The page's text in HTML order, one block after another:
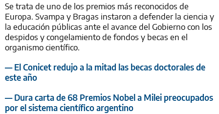
Se trata de uno de los premios más reconocidos de
Europa. Svampa y Bragas instaron a defender la ciencia y
la educación públicas ante el avance del Gobierno con los
despidos y congelamiento de fondos y becas en el
organismo científico.
— El Conicet redujo a la mitad las becas doctorales de
este año
— Dura carta de 68 Premios Nobel a Milei preocupados
por el sistema científico argentino